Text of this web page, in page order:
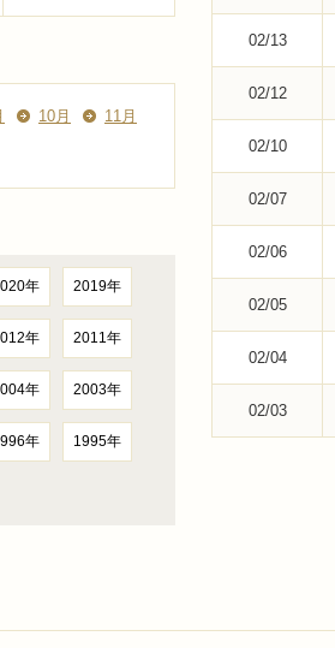
10月 11月
年 2019年
年 2011年
年 2003年
年 1995年
02/13
02/12
02/10
02/07
02/06
02/05
02/04
02/03